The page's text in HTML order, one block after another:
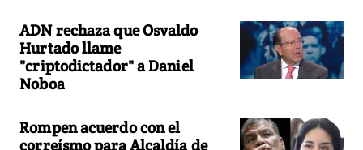
ADN rechaza que Osvaldo
Hurtado llame
"criptodictador" a Daniel
Noboa
Rompen acuerdo con el
correísmo para Alcaldía de